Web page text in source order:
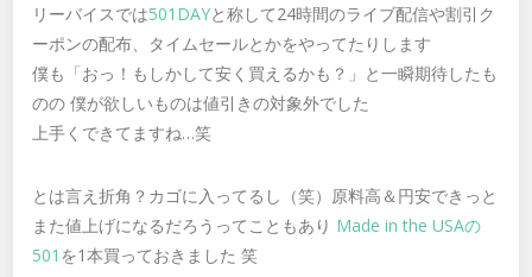
リーバイスでは501DAYと称して24時間のライブ配信や割引ク
ーポンの配布、タイムセールとかをやってたりします
僕も「おっ！もしかして安く買えるかも？」と一瞬期待したも
のの 僕が欲しいものは値引きの対象外でした
上手くできてますね…笑
とは言え折角？カゴに入ってるし（笑）原料高＆円安できっと
また値上げになるだろうってこともあり Made in the USAの
501 を1本買っておきました 笑